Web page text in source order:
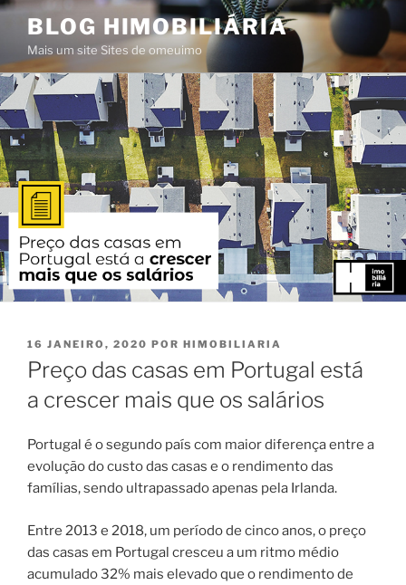
Saltar
conteúdo
BLOG HIMOBILIÁRIA
Mais um site Sites de omeuimo
PUBLICADO
EM
16 JANEIRO, 2020 POR HIMOBILIARIA
Preço das casas em Portugal está
a crescer mais que os salários
Portugal é o segundo país com maior diferença entre a
evolução do custo das casas e o rendimento das
famílias, sendo ultrapassado apenas pela Irlanda.
Entre 2013 e 2018, um período de cinco anos, o preço
das casas em Portugal cresceu a um ritmo médio
acumulado 32% mais elevado que o rendimento de